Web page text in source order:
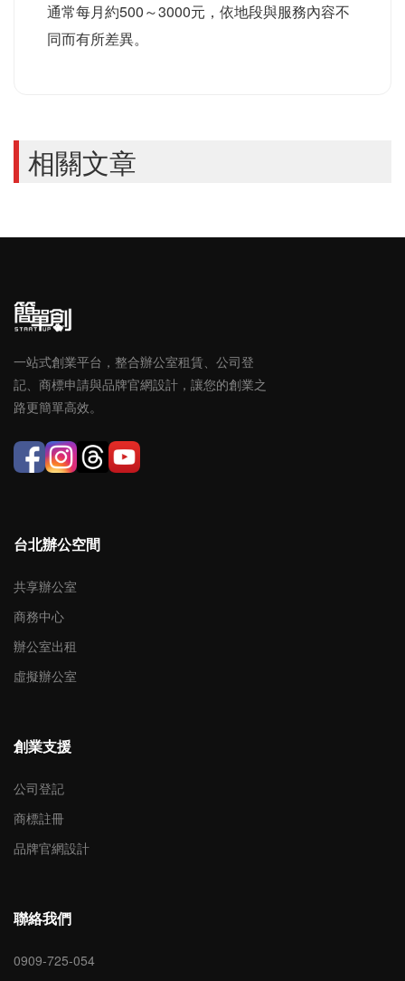
通常每月約500～3000元，依地段與服務內容不
同而有所差異。
相關文章
一站式創業平台，整合辦公室租賃、公司登
記、商標申請與品牌官網設計，讓您的創業之
路更簡單高效。
台北辦公空間
共享辦公室
商務中心
辦公室出租
虛擬辦公室
創業支援
公司登記
商標註冊
品牌官網設計
聯絡我們
0909-725-054